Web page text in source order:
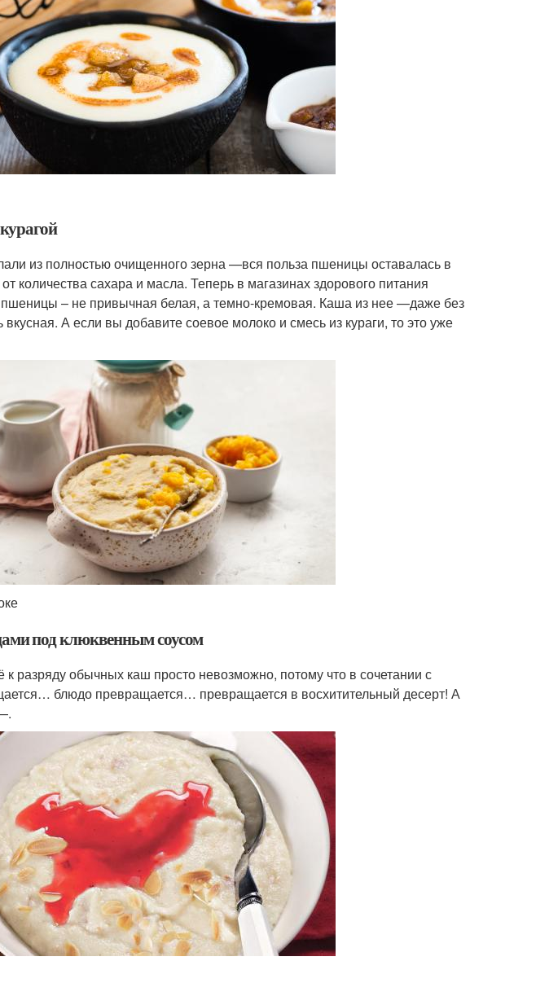
из полностью очищенного зерна —вся польза пшеницы оставалась в
количества сахара и масла. Теперь в магазинах здорового питания
пшеницы – не привычная белая, а темно-кремовая. Каша из нее —даже без
А если вы добавите соевое молоко и смесь из кураги, то это уже
под клюквенным соусом
разряду обычных каш просто невозможно, потому что в сочетании с
блюдо превращается… превращается в восхитительный десерт! А